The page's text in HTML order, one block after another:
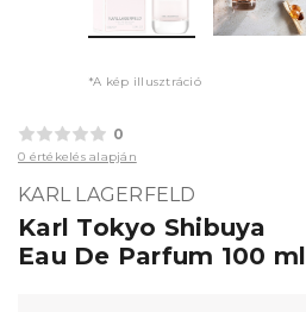
*A kép illusztráció
0
0 értékelés alapján
KARL LAGERFELD
Karl Tokyo Shibuya
Eau De Parfum 100 ml